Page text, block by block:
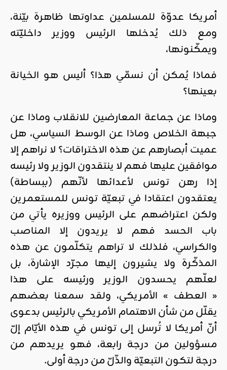
أمريكا عدوّة للمسلمين عداوتها ظاهرة بيّنة،
ومع ذلك يُدخلها الرئيس ووزير داخليّته
ويمكّنونها،
فماذا يُمكن أن نسمّي هذا؟ أليس هو الخيانة
بعينها؟
وماذا عن جماعة المعارضين للانقلاب وماذا عن
جبهة الخلاص وماذا عن الوسط السياسي، هل
عميت أبصارهم عن هذه الاختراقات؟ لا نراهم إلا
موافقين عليها فهم لا ينتقدون الوزير ولا رئيسه
إذا رهن تونس لأعدائها لأنّهم (ببساطة)
يعتقدون اعتقادا في تبعيّة تونس للمستعمرين
ولكن اعتراضهم على الرئيس ووزيره يأتي من
باب الحسد فهم لا يريدون إلا المناصب
والكراسي، فلذلك لا تراهم يتكلّمون عن هذه
المذكّرة ولا يشيرون إليها مجرّد الإشارة، بل
لعلّهم يحسدون الوزير ورئيسه على هذا
« العطف » الأمريكي، ولقد سمعنا بعضهم
يقلّل من شأن الاهتمام الأمريكي بالرئيس بدعوى
أنّ أمريكا لا تُرسل إلى تونس في هذه الأيّام إلّ
مسؤولين من درجة رابعة، فهو يريدهم من
درجة لتكون التبعيّة والذّلّ من درجة أولى.